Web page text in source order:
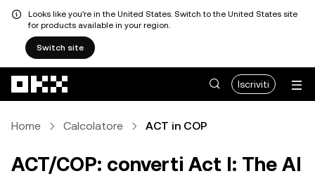
Looks like you're in the United States. Switch to the United States site
for products available in your region.
Switch site
Iscriviti
Home Calcolatore ACT in COP
ACT/COP: converti Act I: The AI